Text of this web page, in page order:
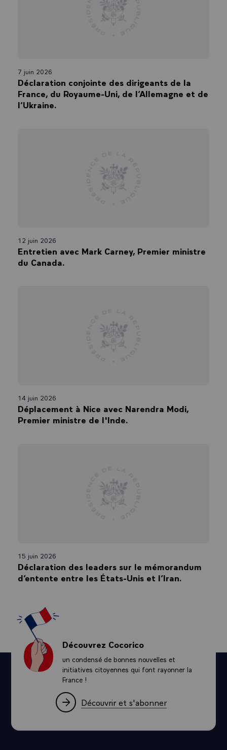
7 juin 2026
Déclaration conjointe des dirigeants de la
France, du Royaume-Uni, de l’Allemagne et de
l’Ukraine.
12 juin 2026
Entretien avec Mark Carney, Premier ministre
du Canada.
14 juin 2026
Déplacement à Nice avec Narendra Modi,
Premier ministre de l'Inde.
15 juin 2026
Déclaration des leaders sur le mémorandum
d’entente entre les États-Unis et l’Iran.
Découvrez Cocorico
un condensé de bonnes nouvelles et
initiatives citoyennes qui font rayonner la
France !
Découvrir et s'abonner